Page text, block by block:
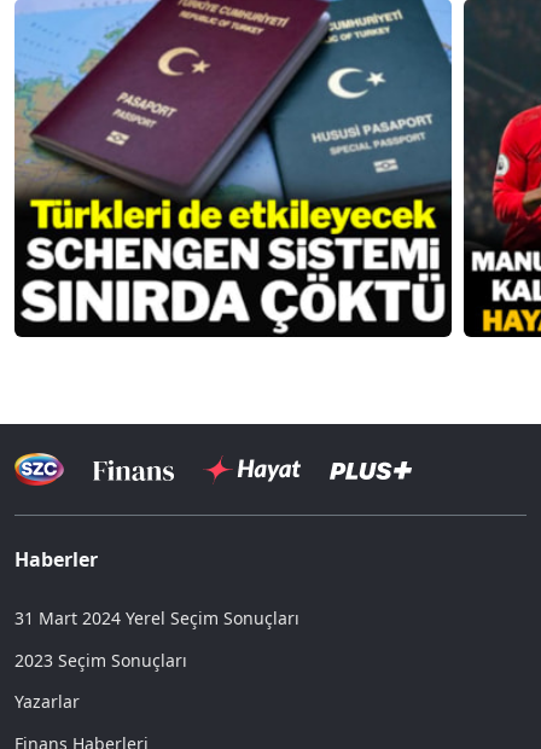
Haberler
31 Mart 2024 Yerel Seçim Sonuçları
2023 Seçim Sonuçları
Yazarlar
Finans Haberleri